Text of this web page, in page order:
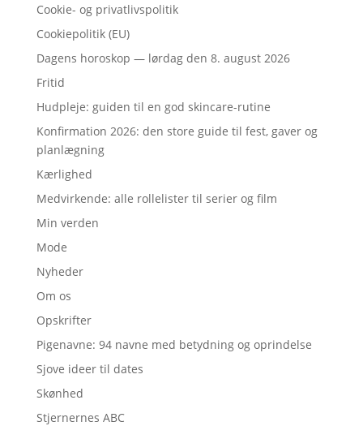
Cookie- og privatlivspolitik
Cookiepolitik (EU)
Dagens horoskop — lørdag den 8. august 2026
Fritid
Hudpleje: guiden til en god skincare-rutine
Konfirmation 2026: den store guide til fest, gaver og
planlægning
Kærlighed
Medvirkende: alle rollelister til serier og film
Min verden
Mode
Nyheder
Om os
Opskrifter
Pigenavne: 94 navne med betydning og oprindelse
Sjove ideer til dates
Skønhed
Stjernernes ABC